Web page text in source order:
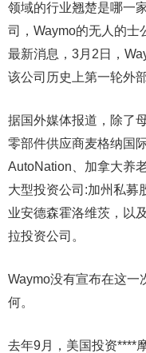
领域的行业翘楚是哪一
司，Waymo的无人的士
最新消息，3月2日，
该公司历史上第一轮外
据国外媒体报道，除了
零部件供应商麦格纳国
AutoNation、加拿大养
大型投资公司:加州私募
业安德森霍洛维茨，以
拉投资公司。
Waymo没有宣布在这一
何。
去年9月，美国投资****